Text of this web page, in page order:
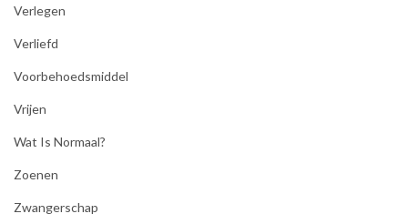
Verlegen
Verliefd
Voorbehoedsmiddel
Vrijen
Wat Is Normaal?
Zoenen
Zwangerschap